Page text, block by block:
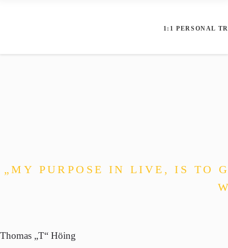
1:1 PERSONAL
„MY PURPOSE IN LIVE, IS TO
Thomas „T“ Höing